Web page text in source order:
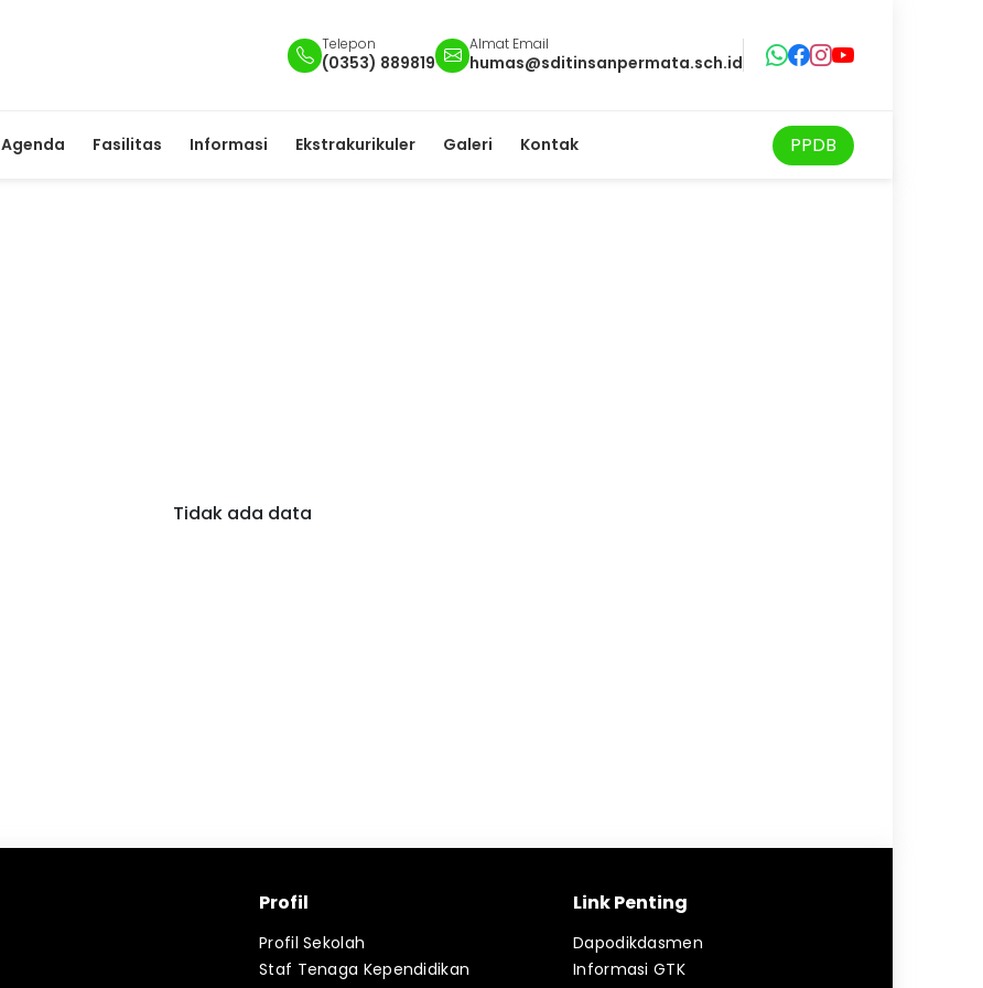
Telepon
(0353) 889819
Almat Email
humas@sditinsanpermata.sch.id
Agenda Fasilitas Informasi Ekstrakurikuler Galeri Kontak PPDB
Tidak ada data
Profil
Profil Sekolah
Staf Tenaga Kependidikan
Link Penting
Dapodikdasmen
Informasi GTK